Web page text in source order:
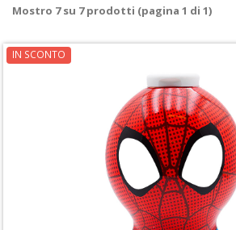
Mostro 7su 7prodotti (pagina 1 di 1)
IN SCONTO